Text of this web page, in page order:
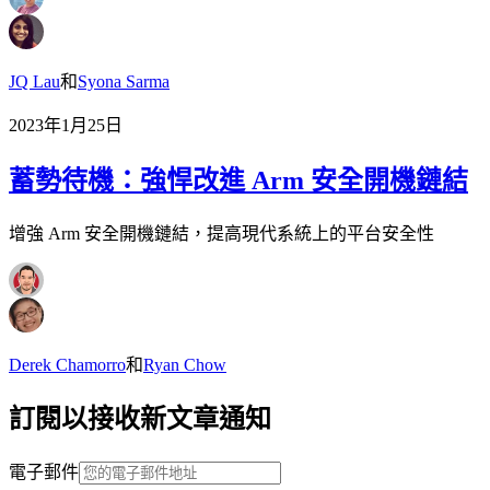
JQ Lau和Syona Sarma
2023年1月25日
蓄勢待機：強悍改進 Arm 安全開機鏈結
增強 Arm 安全開機鏈結，提高現代系統上的平台安全性
Derek Chamorro和Ryan Chow
訂閱以接收新文章通知
電子郵件